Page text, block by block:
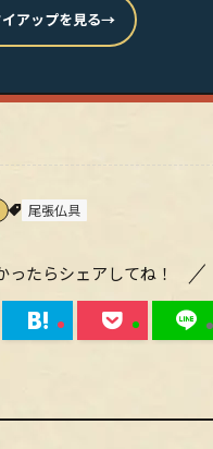
アップを見る→
尾張仏具
ったらシェアしてね！